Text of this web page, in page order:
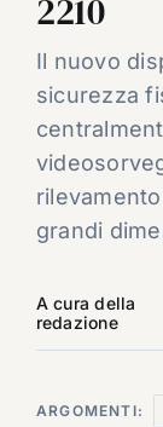
VIDEO
EVENTI
CHI SIAMO
2210
Il nuovo
sicurezza
grandi
A cura della
redazione
ARGOMENTI: